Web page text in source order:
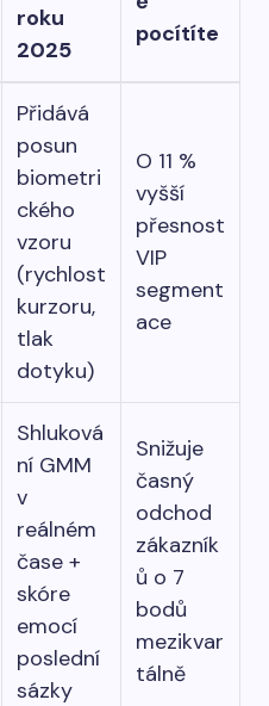
roku
2025
pocítíte
Přidává
posun
biometri
ckého
vzoru
(rychlost
kurzoru,
tlak
dotyku)
O 11 %
vyšší
přesnost
VIP
segment
ace
Shluková
ní GMM
v
reálném
čase +
skóre
emocí
poslední
sázky
Snižuje
časný
odchod
zákazník
ů o 7
bodů
mezikvar
tálně